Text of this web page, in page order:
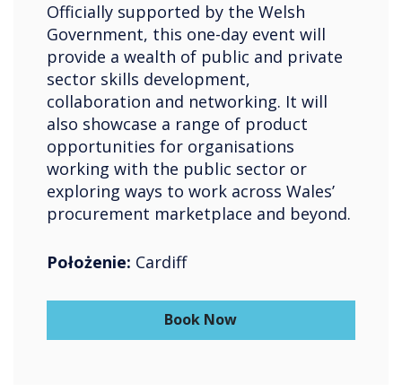
Officially supported by the Welsh
Government, this one-day event will
provide a wealth of public and private
sector skills development,
collaboration and networking. It will
also showcase a range of product
opportunities for organisations
working with the public sector or
exploring ways to work across Wales’
procurement marketplace and beyond.
Położenie: Cardiff
Book Now